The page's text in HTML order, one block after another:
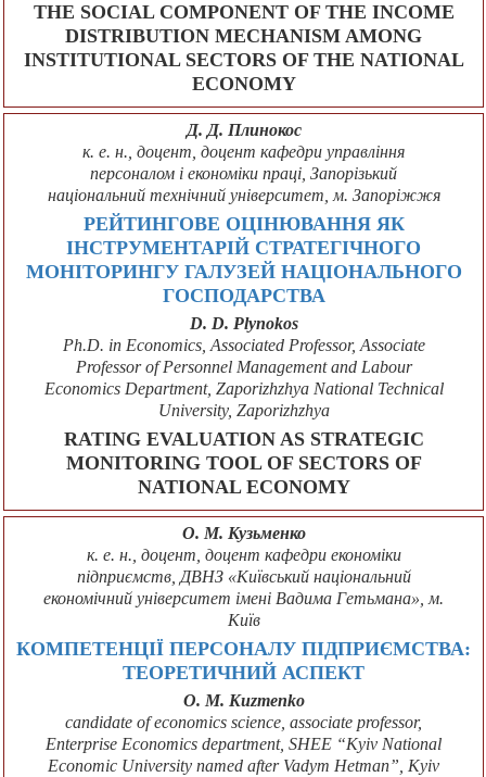
THE SOCIAL COMPONENT OF THE INCOME
DISTRIBUTION MECHANISM AMONG
INSTITUTIONAL SECTORS OF THE NATIONAL
ECONOMY
Д. Д. Плинокос
к. е. н., доцент, доцент кафедри управління
персоналом і економіки праці, Запорізький
національний технічний університет, м. Запоріжжя
РЕЙТИНГОВЕ ОЦІНЮВАННЯ ЯК
ІНСТРУМЕНТАРІЙ СТРАТЕГІЧНОГО
МОНІТОРИНГУ ГАЛУЗЕЙ НАЦІОНАЛЬНОГО
ГОСПОДАРСТВА
D. D. Plynokos
Ph.D. in Economics, Associated Professor, Associate
Professor of Personnel Management and Labour
Economics Department, Zaporizhzhya National Technical
University, Zaporizhzhya
RATING EVALUATION AS STRATEGIC
MONITORING TOOL OF SECTORS OF
NATIONAL ECONOMY
О. М. Кузьменко
к. е. н., доцент, доцент кафедри економіки
підприємств, ДВНЗ «Київський національний
економічний університет імені Вадима Гетьмана», м.
Київ
КОМПЕТЕНЦІЇ ПЕРСОНАЛУ ПІДПРИЄМСТВА:
ТЕОРЕТИЧНИЙ АСПЕКТ
О. M. Kuzmenko
candidate of economics science, associate professor,
Enterprise Economics department, SHEE “Kyiv National
Economic University named after Vadym Hetman”, Kyiv